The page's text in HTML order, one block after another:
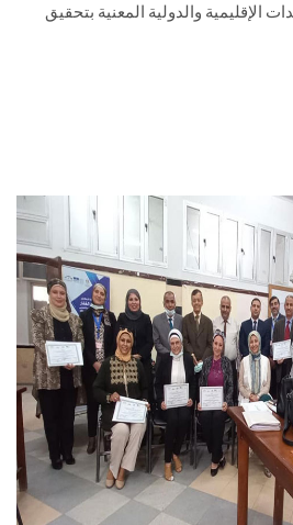
الإقليمية والدولية المعنية بتحقيق